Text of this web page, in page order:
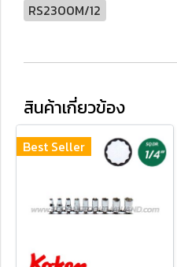
RS2300M/12
สินค้าเกี่ยวข้อง
Best Seller